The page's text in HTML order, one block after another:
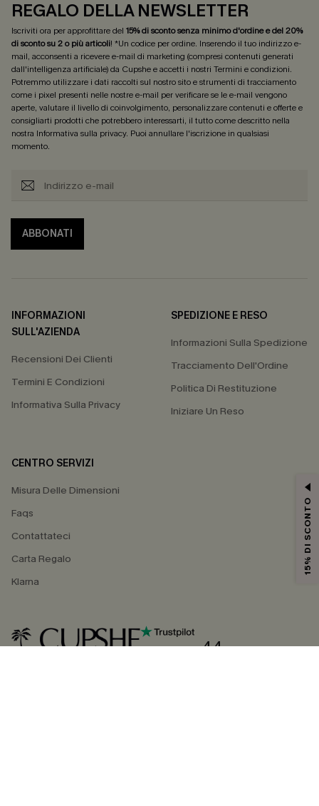
REGALO DELLA NEWSLETTER
Iscriviti ora per approfittare del 15% di sconto senza minimo d'ordine e del 20%
di sconto su 2 o più articoli! *Un codice per ordine. Inserendo il tuo indirizzo e-
mail, acconsenti a ricevere e-mail di marketing (compresi contenuti generati
dall'intelligenza artificiale) da Cupshe e accetti i nostri Termini e condizioni.
Potremmo utilizzare i dati raccolti sul nostro sito e strumenti di tracciamento
come i pixel presenti nelle nostre e-mail per verificare se le e-mail vengono
aperte, valutare il livello di coinvolgimento, personalizzare contenuti e offerte e
consigliarti prodotti che potrebbero interessarti, il tutto come descritto nella
nostra Informativa sulla privacy. Puoi annullare l'iscrizione in qualsiasi
momento.
ABBONATI
INFORMAZIONI
SULL'AZIENDA
Recensioni Dei Clienti
Termini E Condizioni
Informativa Sulla Privacy
SPEDIZIONE E RESO
Informazioni Sulla Spedizione
Tracciamento Dell'Ordine
Politica Di Restituzione
Iniziare Un Reso
CENTRO SERVIZI
Misura Delle Dimensioni
Faqs
Contattateci
Carta Regalo
Klarna
4.4
15% DI SCONTO